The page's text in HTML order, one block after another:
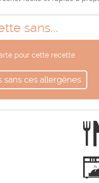
sans...
pour cette recette
sans ces allergènes